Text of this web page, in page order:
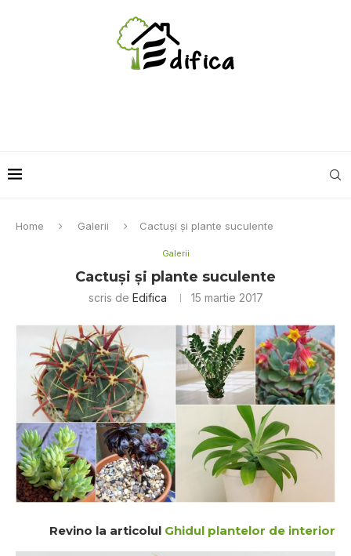
Home Galerii Cactuşi şi plante suculente
Galerii
Cactuşi şi plante suculente
scris de Edifica 15 martie 2017
Revino la articolul Ghidul plantelor de interior